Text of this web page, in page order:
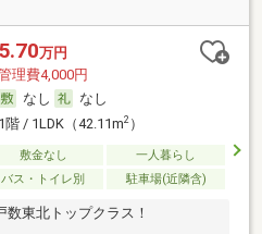
5.70万円
理費4,000円
なし
なし
1階 / 1LDK（42.11m2）
敷金なし
一人暮らし
バス・トイレ別 駐車場(近隣含)
東北トップクラス！